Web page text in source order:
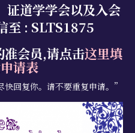
的历史
证道学学会以及入会
至 : SLTS1875
准会员,请点击这里填
请表
回复你。请不要重复申请。”